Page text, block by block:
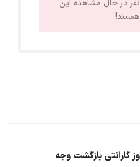
نفر در حال مشاهده این